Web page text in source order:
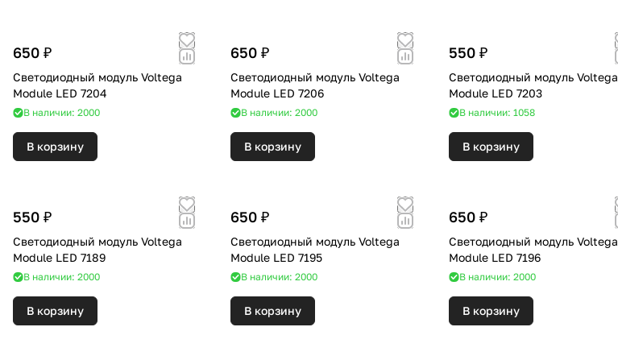
650 ₽
Светодиодный модуль Voltega
Module LED 7204
В наличии: 2000
В корзину
650 ₽
Светодиодный модуль Voltega
Module LED 7206
В наличии: 2000
В корзину
550 ₽
Светодиодный модуль Voltega
Module LED 7203
В наличии: 1058
В корзину
550 ₽
Светодиодный модуль Voltega
Module LED 7189
В наличии: 2000
В корзину
650 ₽
Светодиодный модуль Voltega
Module LED 7195
В наличии: 2000
В корзину
650 ₽
Светодиодный модуль Voltega
Module LED 7196
В наличии: 2000
В корзину